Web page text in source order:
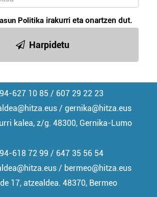
esplizitua ematen diguzu.Gehiago
Politika irakurri eta onartzen dut.
Harpidetu
94-627 10 85 / 607 29 22 23
/ gernika@hitza.eus
kalea, z/g. 48300, Gernika-Lumo
94-618 72 99 / 647 35 56 54
/ bermeo@hitza.eus
17, atzealdea. 48370, Bermeo